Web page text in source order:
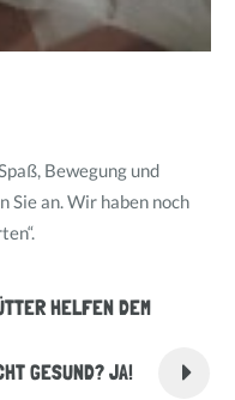
Bewegung und
an. Wir haben noch
HELFEN DEM
GESUND? JA!